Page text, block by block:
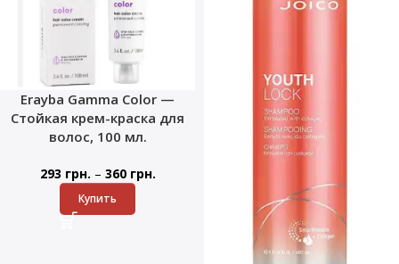
Erayba Gamma Color —
Стойкая крем-краска для
волос, 100 мл.
293 грн. – 360 грн.
Купить